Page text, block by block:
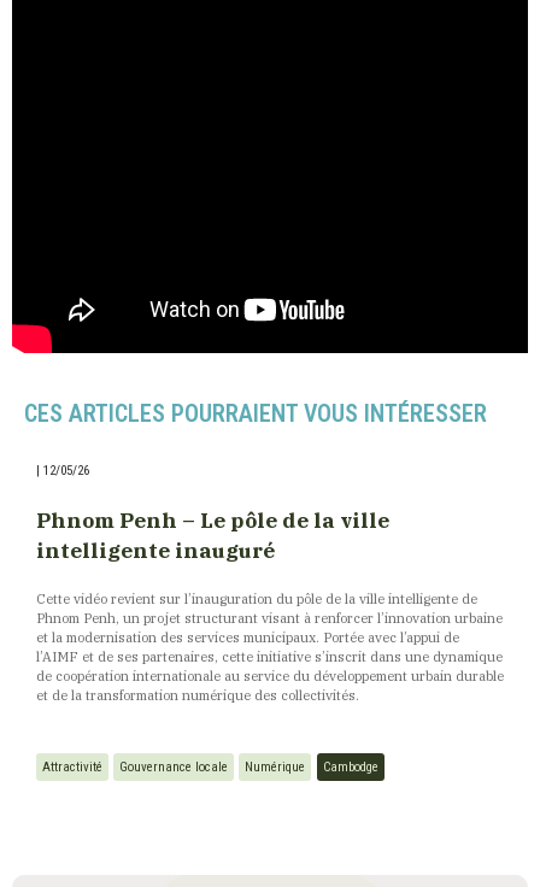
CES ARTICLES POURRAIENT VOUS INTÉRESSER
| 12/05/26
Phnom Penh – Le pôle de la ville
intelligente inauguré
Cette vidéo revient sur l’inauguration du pôle de la ville intelligente de
Phnom Penh, un projet structurant visant à renforcer l’innovation urbaine
et la modernisation des services municipaux. Portée avec l’appui de
l’AIMF et de ses partenaires, cette initiative s’inscrit dans une dynamique
de coopération internationale au service du développement urbain durable
et de la transformation numérique des collectivités.
Attractivité Gouvernance locale Numérique Cambodge